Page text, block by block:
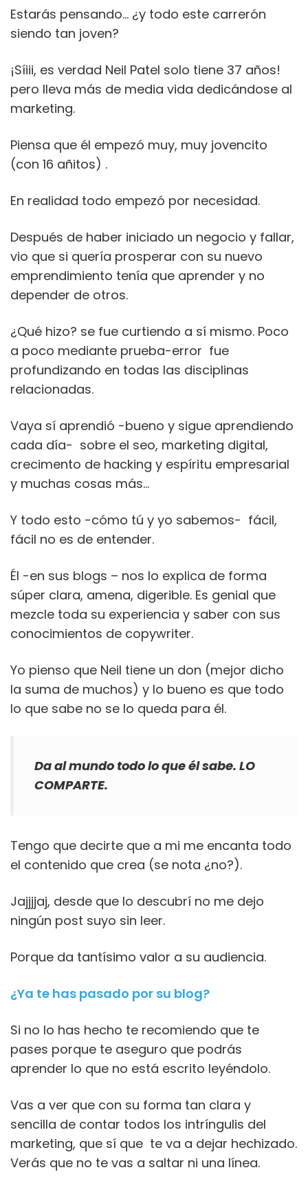
Estarás pensando… ¿y todo este carrerón
siendo tan joven?
¡Síiii, es verdad Neil Patel solo tiene 37 años!
pero lleva más de media vida dedicándose al
marketing.
Piensa que él empezó muy, muy jovencito
(con 16 añitos) .
En realidad todo empezó por necesidad.
Después de haber iniciado un negocio y fallar,
vio que si quería prosperar con su nuevo
emprendimiento tenía que aprender y no
depender de otros.
¿Qué hizo? se fue curtiendo a sí mismo. Poco
a poco mediante prueba-error fue
profundizando en todas las disciplinas
relacionadas.
Vaya sí aprendió -bueno y sigue aprendiendo
cada día- sobre el seo, marketing digital,
crecimento de hacking y espíritu empresarial
y muchas cosas más…
Y todo esto -cómo tú y yo sabemos- fácil,
fácil no es de entender.
Él -en sus blogs – nos lo explica de forma
súper clara, amena, digerible. Es genial que
mezcle toda su experiencia y saber con sus
conocimientos de copywriter.
Yo pienso que Neil tiene un don (mejor dicho
la suma de muchos) y lo bueno es que todo
lo que sabe no se lo queda para él.
Da al mundo todo lo que él sabe. LO
COMPARTE.
Tengo que decirte que a mi me encanta todo
el contenido que crea (se nota ¿no?).
Jajjjjaj, desde que lo descubrí no me dejo
ningún post suyo sin leer.
Porque da tantísimo valor a su audiencia.
¿Ya te has pasado por su blog?
Si no lo has hecho te recomiendo que te
pases porque te aseguro que podrás
aprender lo que no está escrito leyéndolo.
Vas a ver que con su forma tan clara y
sencilla de contar todos los intríngulis del
marketing, que sí que te va a dejar hechizado.
Verás que no te vas a saltar ni una línea.